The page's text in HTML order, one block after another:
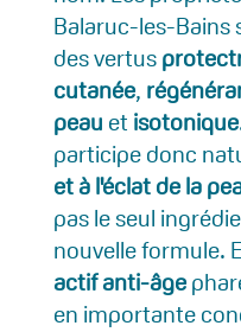
Balaruc-les-Bains
des vertus
cutanée,
peau et isotonique
participe donc
et à l'éclat de la
pas le seul
nouvelle formule.
actif anti-âge
en importante